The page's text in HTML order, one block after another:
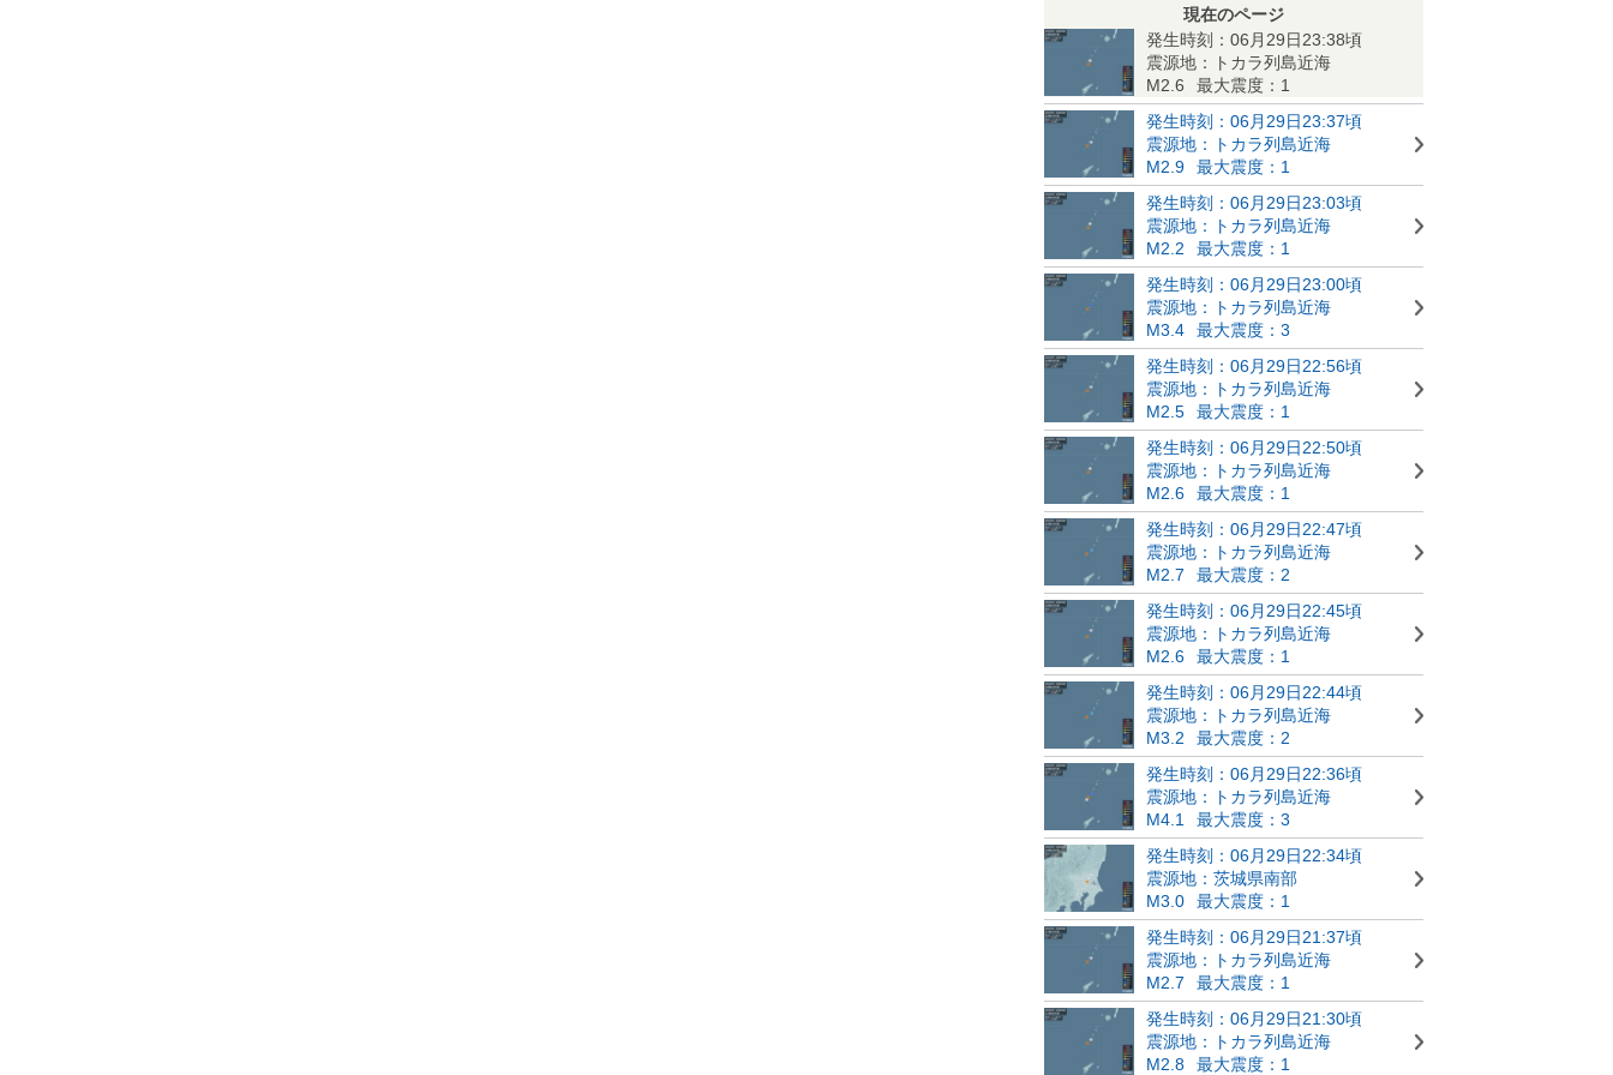
現在のページ
発生時刻：06月29日23:38頃
震源地：トカラ列島近海
M2.6
最大震度：1
発生時刻：06月29日23:37頃
震源地：トカラ列島近海
M2.9
最大震度：1
発生時刻：06月29日23:03頃
震源地：トカラ列島近海
M2.2
最大震度：1
発生時刻：06月29日23:00頃
震源地：トカラ列島近海
M3.4
最大震度：3
発生時刻：06月29日22:56頃
震源地：トカラ列島近海
M2.5
最大震度：1
発生時刻：06月29日22:50頃
震源地：トカラ列島近海
M2.6
最大震度：1
発生時刻：06月29日22:47頃
震源地：トカラ列島近海
M2.7
最大震度：2
発生時刻：06月29日22:45頃
震源地：トカラ列島近海
M2.6
最大震度：1
発生時刻：06月29日22:44頃
震源地：トカラ列島近海
M3.2
最大震度：2
発生時刻：06月29日22:36頃
震源地：トカラ列島近海
M4.1
最大震度：3
発生時刻：06月29日22:34頃
震源地：茨城県南部
M3.0
最大震度：1
発生時刻：06月29日21:37頃
震源地：トカラ列島近海
M2.7
最大震度：1
発生時刻：06月29日21:30頃
震源地：トカラ列島近海
M2.8
最大震度：1